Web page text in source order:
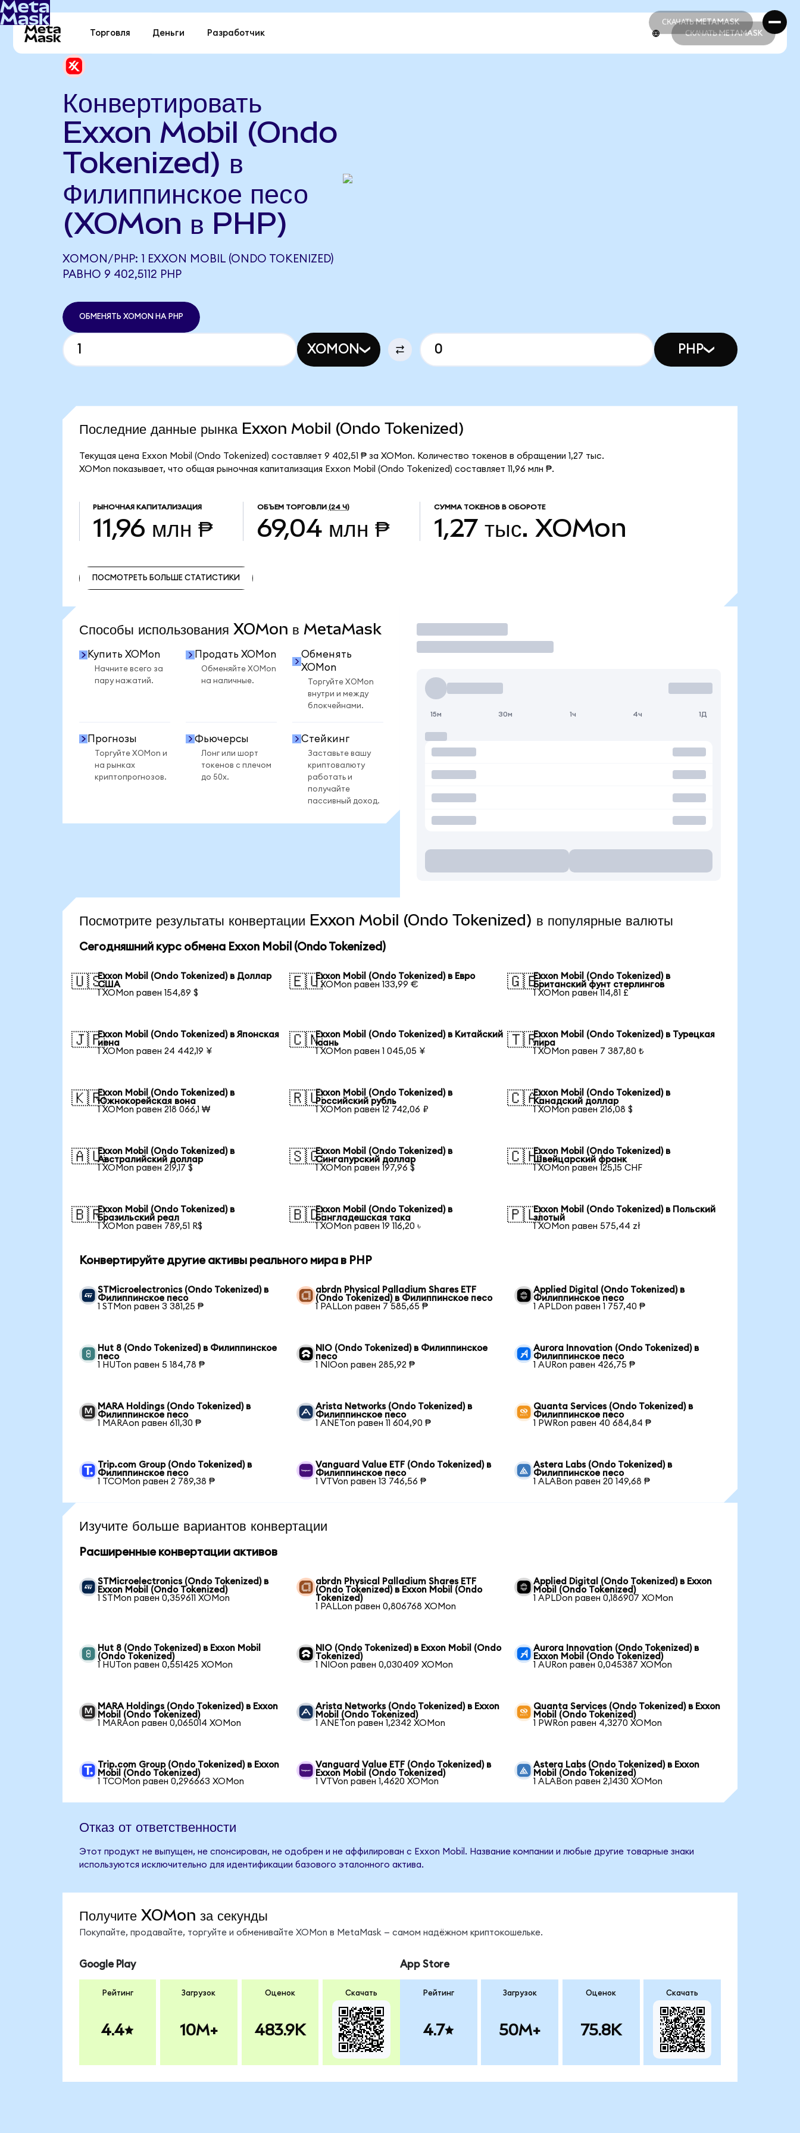
СКАЧАТЬ METAMASK
СКАЧАТЬ METAMASK
Торговля Деньги Разработчик СКАЧАТЬ METAMASK
Конвертировать
Exxon Mobil (Ondo
Tokenized) в
Филиппинское песо
(XOMon в PHP)
XOMON/PHP: 1 EXXON MOBIL (ONDO TOKENIZED)
РАВНО 9 402,5112 PHP
ОБМЕНЯТЬ XOMON НА PHP
XOMON PHP
Последние данные рынка Exxon Mobil (Ondo Tokenized)
Текущая цена Exxon Mobil (Ondo Tokenized) составляет 9 402,51 ₱ за XOMon. Количество токенов в обращении 1,27 тыс.
XOMon показывает, что общая рыночная капитализация Exxon Mobil (Ondo Tokenized) составляет 11,96 млн ₱.
РЫНОЧНАЯ КАПИТАЛИЗАЦИЯ
11,96 млн ₱
ОБЪЕМ ТОРГОВЛИ (24 Ч)
69,04 млн ₱
СУММА ТОКЕНОВ В ОБОРОТЕ
1,27 тыс. XOMon
ПОСМОТРЕТЬ БОЛЬШЕ СТАТИСТИКИ
Способы использования XOMon в MetaMask
Купить XOMon
Начните всего за
пару нажатий.
Продать XOMon
Обменяйте XOMon
на наличные.
Обменять
XOMon
Торгуйте XOMon
внутри и между
блокчейнами.
Прогнозы
Торгуйте XOMon и
на рынках
криптопрогнозов.
Фьючерсы
Лонг или шорт
токенов с плечом
до 50x.
Стейкинг
Заставьте вашу
криптовалюту
работать и
получайте
пассивный доход.
Торговать
15м 30м 1ч 4ч 1Д
Посмотрите результаты конвертации Exxon Mobil (Ondo Tokenized) в популярные валюты
Сегодняшний курс обмена Exxon Mobil (Ondo Tokenized)
🇺🇸Exxon Mobil (Ondo Tokenized) в Доллар
США
1 XOMon равен 154,89 $
🇪🇺Exxon Mobil (Ondo Tokenized) в Евро
1 XOMon равен 133,99 €
🇬🇧Exxon Mobil (Ondo Tokenized) в
Британский фунт стерлингов
1 XOMon равен 114,81 £
🇯🇵Exxon Mobil (Ondo Tokenized) в Японская
иена
1 XOMon равен 24 442,19 ¥
🇨🇳Exxon Mobil (Ondo Tokenized) в Китайский
юань
1 XOMon равен 1 045,05 ¥
🇹🇷Exxon Mobil (Ondo Tokenized) в Турецкая
лира
1 XOMon равен 7 387,80 ₺
🇰🇷Exxon Mobil (Ondo Tokenized) в
Южнокорейская вона
1 XOMon равен 218 066,1 ₩
🇷🇺Exxon Mobil (Ondo Tokenized) в
Российский рубль
1 XOMon равен 12 742,06 ₽
🇨🇦Exxon Mobil (Ondo Tokenized) в
Канадский доллар
1 XOMon равен 216,08 $
🇦🇺Exxon Mobil (Ondo Tokenized) в
Австралийский доллар
1 XOMon равен 219,17 $
🇸🇬Exxon Mobil (Ondo Tokenized) в
Сингапурский доллар
1 XOMon равен 197,96 $
🇨🇭Exxon Mobil (Ondo Tokenized) в
Швейцарский франк
1 XOMon равен 125,15 CHF
🇧🇷Exxon Mobil (Ondo Tokenized) в
Бразильский реал
1 XOMon равен 789,51 R$
🇧🇩Exxon Mobil (Ondo Tokenized) в
Бангладешская така
1 XOMon равен 19 116,20 ৳
🇵🇱Exxon Mobil (Ondo Tokenized) в Польский
злотый
1 XOMon равен 575,44 zł
Конвертируйте другие активы реального мира в PHP
STMicroelectronics (Ondo Tokenized) в
Филиппинское песо
1 STMon равен 3 381,25 ₱
abrdn Physical Palladium Shares ETF
(Ondo Tokenized) в Филиппинское песо
1 PALLon равен 7 585,65 ₱
Applied Digital (Ondo Tokenized) в
Филиппинское песо
1 APLDon равен 1 757,40 ₱
Hut 8 (Ondo Tokenized) в Филиппинское
песо
1 HUTon равен 5 184,78 ₱
NIO (Ondo Tokenized) в Филиппинское
песо
1 NIOon равен 285,92 ₱
Aurora Innovation (Ondo Tokenized) в
Филиппинское песо
1 AURon равен 426,75 ₱
MARA Holdings (Ondo Tokenized) в
Филиппинское песо
1 MARAon равен 611,30 ₱
Arista Networks (Ondo Tokenized) в
Филиппинское песо
1 ANETon равен 11 604,90 ₱
Quanta Services (Ondo Tokenized) в
Филиппинское песо
1 PWRon равен 40 684,84 ₱
Trip.com Group (Ondo Tokenized) в
Филиппинское песо
1 TCOMon равен 2 789,38 ₱
Vanguard Value ETF (Ondo Tokenized) в
Филиппинское песо
1 VTVon равен 13 746,56 ₱
Astera Labs (Ondo Tokenized) в
Филиппинское песо
1 ALABon равен 20 149,68 ₱
Изучите больше вариантов конвертации
Расширенные конвертации активов
STMicroelectronics (Ondo Tokenized) в
Exxon Mobil (Ondo Tokenized)
1 STMon равен 0,359611 XOMon
abrdn Physical Palladium Shares ETF
(Ondo Tokenized) в Exxon Mobil (Ondo
Tokenized)
1 PALLon равен 0,806768 XOMon
Applied Digital (Ondo Tokenized) в Exxon
Mobil (Ondo Tokenized)
1 APLDon равен 0,186907 XOMon
Hut 8 (Ondo Tokenized) в Exxon Mobil
(Ondo Tokenized)
1 HUTon равен 0,551425 XOMon
NIO (Ondo Tokenized) в Exxon Mobil (Ondo
Tokenized)
1 NIOon равен 0,030409 XOMon
Aurora Innovation (Ondo Tokenized) в
Exxon Mobil (Ondo Tokenized)
1 AURon равен 0,045387 XOMon
MARA Holdings (Ondo Tokenized) в Exxon
Mobil (Ondo Tokenized)
1 MARAon равен 0,065014 XOMon
Arista Networks (Ondo Tokenized) в Exxon
Mobil (Ondo Tokenized)
1 ANETon равен 1,2342 XOMon
Quanta Services (Ondo Tokenized) в Exxon
Mobil (Ondo Tokenized)
1 PWRon равен 4,3270 XOMon
Trip.com Group (Ondo Tokenized) в Exxon
Mobil (Ondo Tokenized)
1 TCOMon равен 0,296663 XOMon
Vanguard Value ETF (Ondo Tokenized) в
Exxon Mobil (Ondo Tokenized)
1 VTVon равен 1,4620 XOMon
Astera Labs (Ondo Tokenized) в Exxon
Mobil (Ondo Tokenized)
1 ALABon равен 2,1430 XOMon
Отказ от ответственности
Этот продукт не выпущен, не спонсирован, не одобрен и не аффилирован с Exxon Mobil. Название компании и любые другие товарные знаки
используются исключительно для идентификации базового эталонного актива.
Получите XOMon за секунды
Покупайте, продавайте, торгуйте и обменивайте XOMon в MetaMask — самом надёжном криптокошельке.
Google Play
Рейтинг
4.4
Загрузок
10M+
Оценок
483.9K
Скачать
App Store
Рейтинг
4.7
Загрузок
50M+
Оценок
75.8K
Скачать